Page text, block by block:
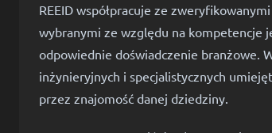
REEID współpracuje ze
wybranymi ze względu na kompetencje
odpowiednie doświadczenie branżowe.
inżynieryjnych i specjalistycznych
przez znajomość danej dziedziny.